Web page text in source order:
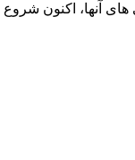
های آنها، اکنون